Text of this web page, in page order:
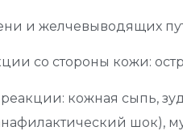
и желчевыводящих
со стороны кожи:
кожная сыпь,
шок),